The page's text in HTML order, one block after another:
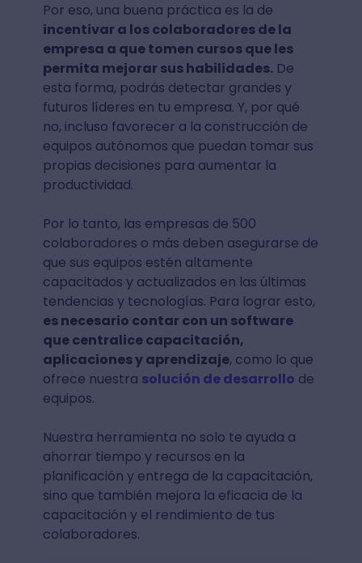
Por eso, una buena práctica es la de
incentivar a los colaboradores de la
empresa a que tomen cursos que les
permita mejorar sus habilidades.De
esta forma, podrás detectar grandes y
futuros líderes en tu empresa. Y, por qué
no, incluso favorecer a la construcción de
equipos autónomos que puedan tomar sus
propias decisiones para aumentar la
productividad.
Por lo tanto, las empresas de 500
colaboradores o más deben asegurarse de
que sus equipos estén altamente
capacitados y actualizados en las últimas
tendencias y tecnologías. Para lograr esto,
es necesario contar con un software
que centralice capacitación,
aplicaciones y aprendizaje, como lo que
ofrece nuestra solución de desarrollo de
equipos.
Nuestra herramienta no solo te ayuda a
ahorrar tiempo y recursos en la
planificación y entrega de la capacitación,
sino que también mejora la eficacia de la
capacitación y el rendimiento de tus
colaboradores.